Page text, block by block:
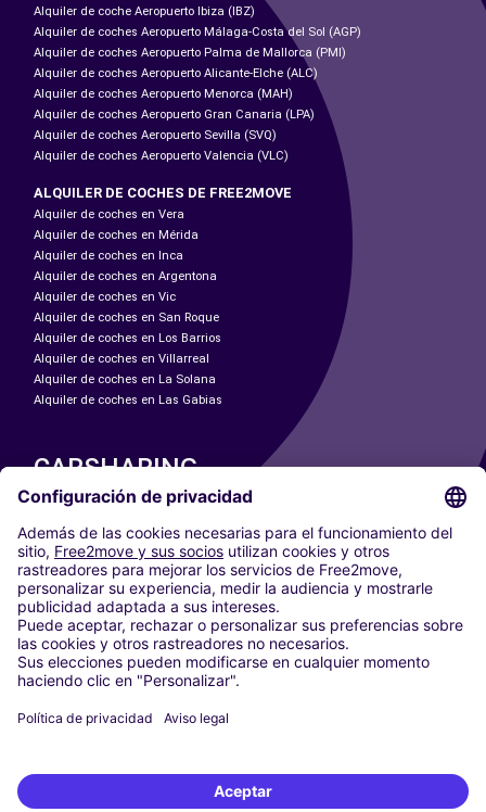
Alquiler de coche Aeropuerto Ibiza (IBZ)
Alquiler de coches Aeropuerto Málaga-Costa del Sol (AGP)
Alquiler de coches Aeropuerto Palma de Mallorca (PMI)
Alquiler de coches Aeropuerto Alicante-Elche (ALC)
Alquiler de coches Aeropuerto Menorca (MAH)
Alquiler de coches Aeropuerto Gran Canaria (LPA)
Alquiler de coches Aeropuerto Sevilla (SVQ)
Alquiler de coches Aeropuerto Valencia (VLC)
ALQUILER DE COCHES DE FREE2MOVE
Alquiler de coches en Vera
Alquiler de coches en Mérida
Alquiler de coches en Inca
Alquiler de coches en Argentona
Alquiler de coches en Vic
Alquiler de coches en San Roque
Alquiler de coches en Los Barrios
Alquiler de coches en Villarreal
Alquiler de coches en La Solana
Alquiler de coches en Las Gabias
CARSHARING
NUESTRAS CIUDADES
Paris
Madrid
Washington DC
Milán
Roma
Turín
Viena
Berlín
Düsseldorf